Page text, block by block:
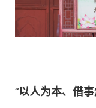
“以人为本、借